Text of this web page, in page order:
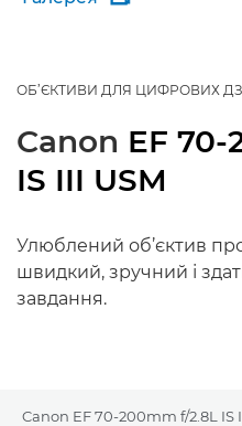
ОБ’ЄКТИВИ ДЛЯ ЦИФРОВИХ
Canon EF
IS III USM
Улюблений об’єктив
швидкий, зручний і
завдання.
Canon EF 70-200mm f/2.8L IS